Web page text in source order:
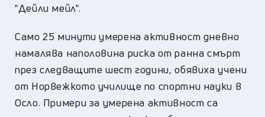
"Дейли мейл".
Само 25 минути умерена активност дневно
намалява наполовина риска от ранна смърт
през следващите шест години, обявиха учени
от Норвежкото училище по спортни науки в
Осло. Примери за умерена активност са